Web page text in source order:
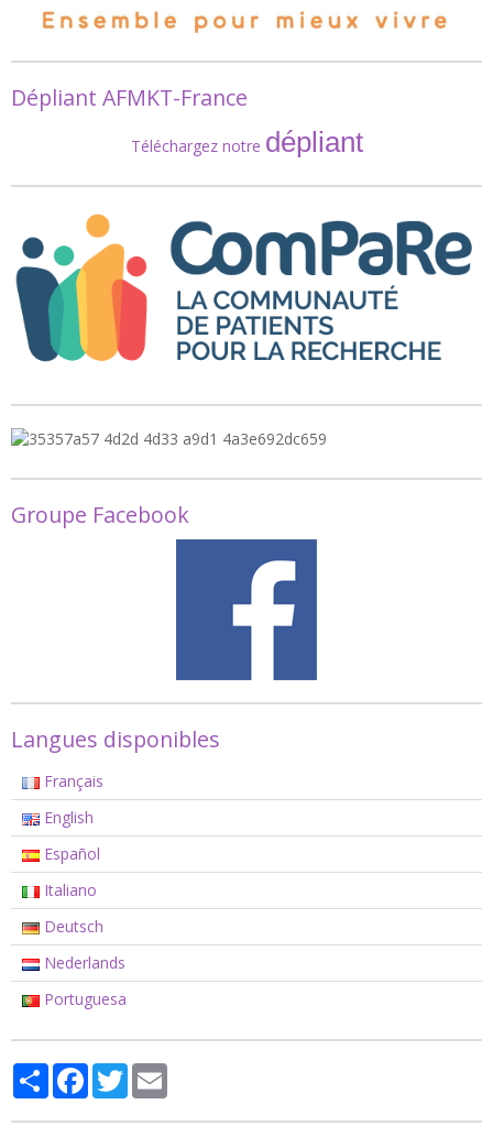
Dépliant AFMKT-France
Téléchargez notre dépliant
Groupe Facebook
Langues disponibles
Français
English
Español
Italiano
Deutsch
Nederlands
Portuguesa
PartagerFacebook
Twitter